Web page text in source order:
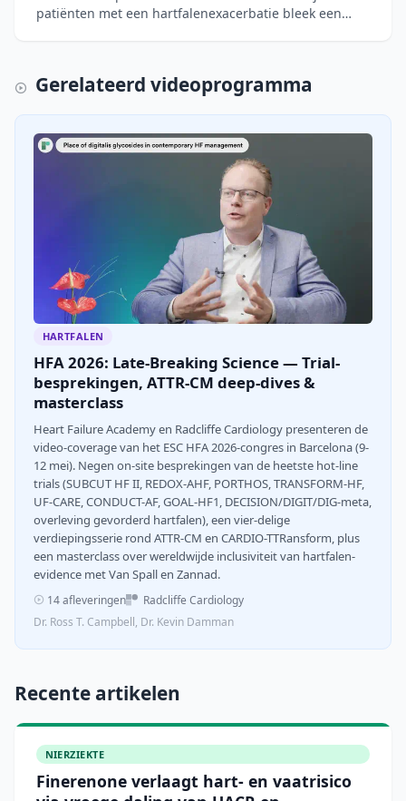
patiënten met een hartfalenexacerbatie bleek een
Gerelateerd videoprogramma
HARTFALEN
HFA 2026: Late-Breaking Science — Trial-
besprekingen, ATTR-CM deep-dives &
masterclass
Heart Failure Academy en Radcliffe Cardiology presenteren de
video-coverage van het ESC HFA 2026-congres in Barcelona (9-
12 mei). Negen on-site besprekingen van de heetste hot-line
trials (SUBCUT HF II, REDOX-AHF, PORTHOS, TRANSFORM-HF,
UF-CARE, CONDUCT-AF, GOAL-HF1, DECISION/DIGIT/DIG-meta,
overleving gevorderd hartfalen), een vier-delige
verdiepingsserie rond ATTR-CM en CARDIO-TTRansform, plus
een masterclass over wereldwijde inclusiviteit van hartfalen-
evidence met Van Spall en Zannad.
14 afleveringen
Radcliffe Cardiology
Dr. Ross T. Campbell, Dr. Kevin Damman
Recente artikelen
NIERZIEKTE
Finerenone verlaagt hart- en vaatrisico